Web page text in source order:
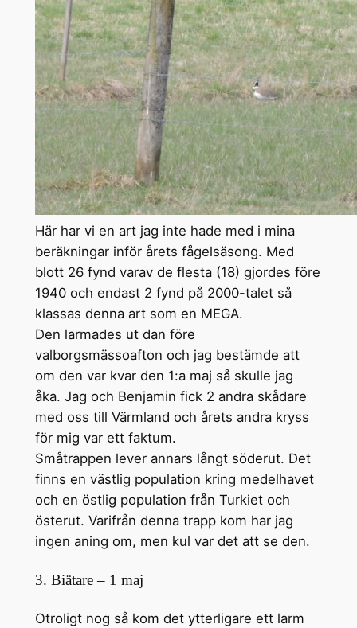
Här har vi en art jag inte hade med i mina
beräkningar inför årets fågelsäsong. Med
blott 26 fynd varav de flesta (18) gjordes före
1940 och endast 2 fynd på 2000-talet så
klassas denna art som en MEGA.
Den larmades ut dan före
valborgsmässoafton och jag bestämde att
om den var kvar den 1:a maj så skulle jag
åka. Jag och Benjamin fick 2 andra skådare
med oss till Värmland och årets andra kryss
för mig var ett faktum.
Småtrappen lever annars långt söderut. Det
finns en västlig population kring medelhavet
och en östlig population från Turkiet och
österut. Varifrån denna trapp kom har jag
ingen aning om, men kul var det att se den.
3. Biätare – 1 maj
Otroligt nog så kom det ytterligare ett larm